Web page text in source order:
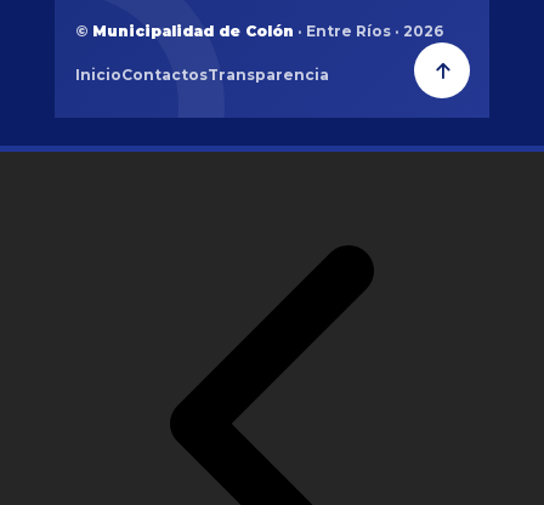
© Municipalidad de Colón · Entre Ríos · 2026
InicioContactosTransparencia